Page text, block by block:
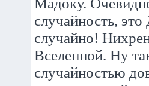
случайность,
случайно!
Вселенной. Ну
случайностью